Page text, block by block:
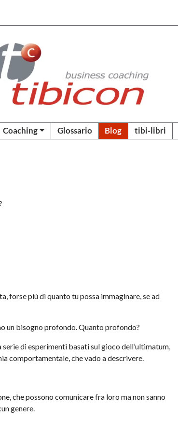
Coaching Glossario Blog tibi-libri
forse più di quanto tu possa immaginare, se ad
un bisogno profondo. Quanto profondo?
di esperimenti basati sul gioco dell’ultimatum,
comportamentale, che vado a descrivere.
che possono comunicare fra loro ma non sanno
genere.